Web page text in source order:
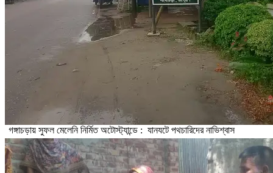
গঙ্গাচড়ায় সুফল মেলেনি নির্মিত অটোস্ট্যান্ডে : যানযটে পথচারিদের নাভিশ্বাস